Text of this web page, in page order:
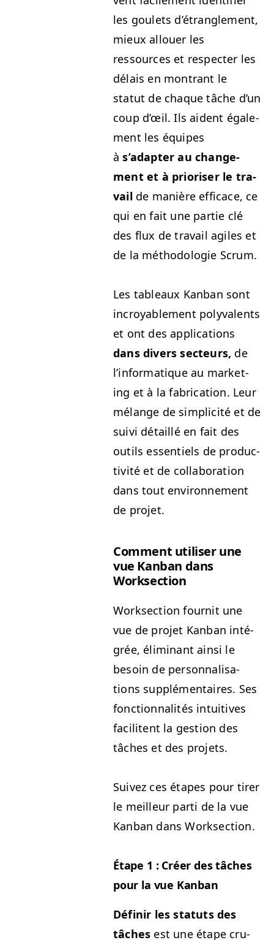
les goulets d’é­tran­gle­ment,
mieux allouer les
ressources et respecter les
délais en mon­trant le
statut de chaque tâche d’un
coup d’œil. Ils aident égale­
ment les équipes
às’adapter au change­
ment et à pri­oris­er le tra­
vailde manière effi­cace, ce
qui en fait une par­tie clé
des flux de tra­vail agiles et
de la méthodolo­gie Scrum.
Les tableaux Kan­ban sont
incroy­able­ment poly­va­lents
et ont des appli­ca­tions
dans divers secteurs, de
l’in­for­ma­tique au mar­ket­
ing et à la fab­ri­ca­tion. Leur
mélange de sim­plic­ité et de
suivi détail­lé en fait des
out­ils essen­tiels de pro­duc­
tiv­ité et de col­lab­o­ra­tion
dans tout envi­ron­nement
de projet.
Com­ment utilis­er une
vue Kan­ban dans
Worksection
Work­sec­tion four­nit une
vue de pro­jet Kan­ban inté­
grée, élim­i­nant ain­si le
besoin de per­son­nal­i­sa­
tions sup­plé­men­taires. Ses
fonc­tion­nal­ités intu­itives
facili­tent la ges­tion des
tâch­es et des projets.
Suiv­ez ces étapes pour tir­er
le meilleur par­ti de la vue
Kan­ban dans Worksection.
Étape 1 : Créer des tâch­es
pour la vue Kanban
Définir les statuts des
tâch­es est une étape cru­